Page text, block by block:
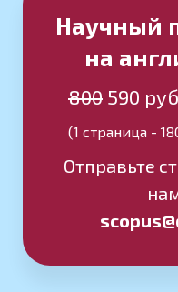
Научный
на
800 590
(1 страница -
Отправьте